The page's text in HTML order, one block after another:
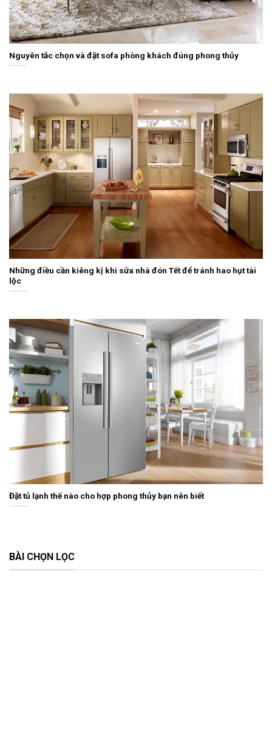
Nguyên tắc chọn và đặt sofa phòng khách đúng phong thủy
Những điều cần kiêng kị khi sửa nhà đón Tết để tránh hao hụt tài
lộc
Đặt tủ lạnh thế nào cho hợp phong thủy bạn nên biết
BÀI CHỌN LỌC